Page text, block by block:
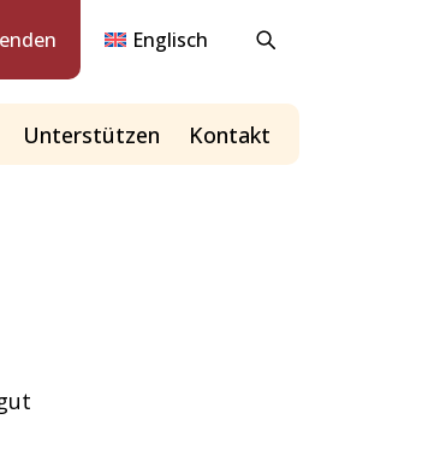
Unterstützen Kontakt
Englisch